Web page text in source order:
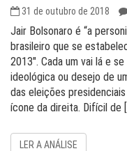
31 de outubro de 2018
Jair Bolsonaro é “a
brasileiro que se
2013″. Cada um vai lá e
ideológica ou desejo de
das eleições
ícone da direita. Difícil de
LER A ANÁLISE